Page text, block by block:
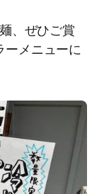
、ぜひご賞
ーメニューに